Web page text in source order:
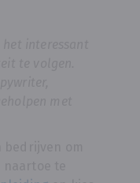
interessant
te volgen.
met
om
te